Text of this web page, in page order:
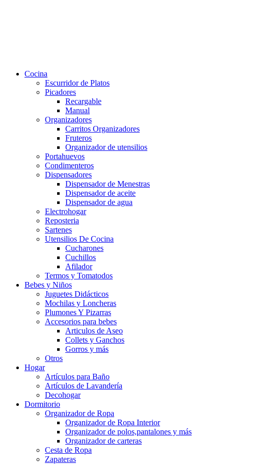
Cocina
Escurridor de Platos
Picadores
Recargable
Manual
Organizadores
Carritos Organizadores
Fruteros
Organizador de utensilios
Portahuevos
Condimenteros
Dispensadores
Dispensador de Menestras
Dispensador de aceite
Dispensador de agua
Electrohogar
Reposteria
Sartenes
Utensilios De Cocina
Cucharones
Cuchillos
Afilador
Termos y Tomatodos
Bebes y Niños
Juguetes Didácticos
Mochilas y Loncheras
Plumones Y Pizarras
Accesorios para bebes
Articulos de Aseo
Collets y Ganchos
Gorros y más
Otros
Hogar
Artículos para Baño
Artículos de Lavandería
Decohogar
Dormitorio
Organizador de Ropa
Organizador de Ropa Interior
Organizador de polos,pantalones y más
Organizador de carteras
Cesta de Ropa
Zapateras